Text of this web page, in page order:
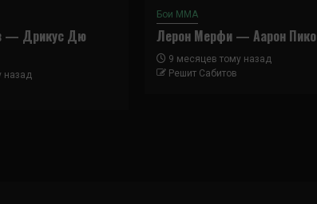
— Дрикус Дю
назад
Бои ММА
Лерон Мерфи — Аарон Пико
9 месяцев тому назад
Решит Сабитов